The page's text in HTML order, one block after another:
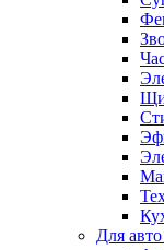
Для